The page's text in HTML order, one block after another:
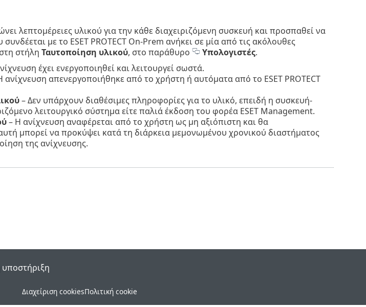
λεπτομέρειες υλικού για την κάθε διαχειριζόμενη συσκευή και προσπαθεί να
με το ESET PROTECT On-Prem ανήκει σε μία από τις ακόλουθες
στήλη Ταυτοποίηση υλικού, στο παράθυρο Υπολογιστές.
έχει ενεργοποιηθεί και λειτουργεί σωστά.
ανίχνευση απενεργοποιήθηκε από το χρήστη ή αυτόματα από το ESET PROTECT
– Δεν υπάρχουν διαθέσιμες πληροφορίες για το υλικό, επειδή η συσκευή-
λειτουργικό σύστημα είτε παλιά έκδοση του φορέα ESET Management.
– Η ανίχνευση αναφέρεται από το χρήστη ως μη αξιόπιστη και θα
μπορεί να προκύψει κατά τη διάρκεια μεμονωμένου χρονικού διαστήματος
της ανίχνευσης.
υποστήριξη
Διαχείριση cookiesΠολιτική cookie